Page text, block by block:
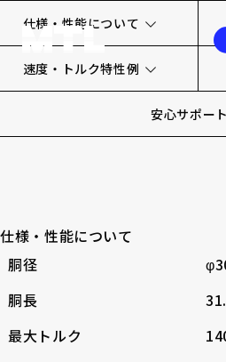
製品情報
採用事例
ニュース
コラム
仕様・性能について
速度・トルク特性例
安心サポート
仕様・性能について
胴径
胴長
最大トルク